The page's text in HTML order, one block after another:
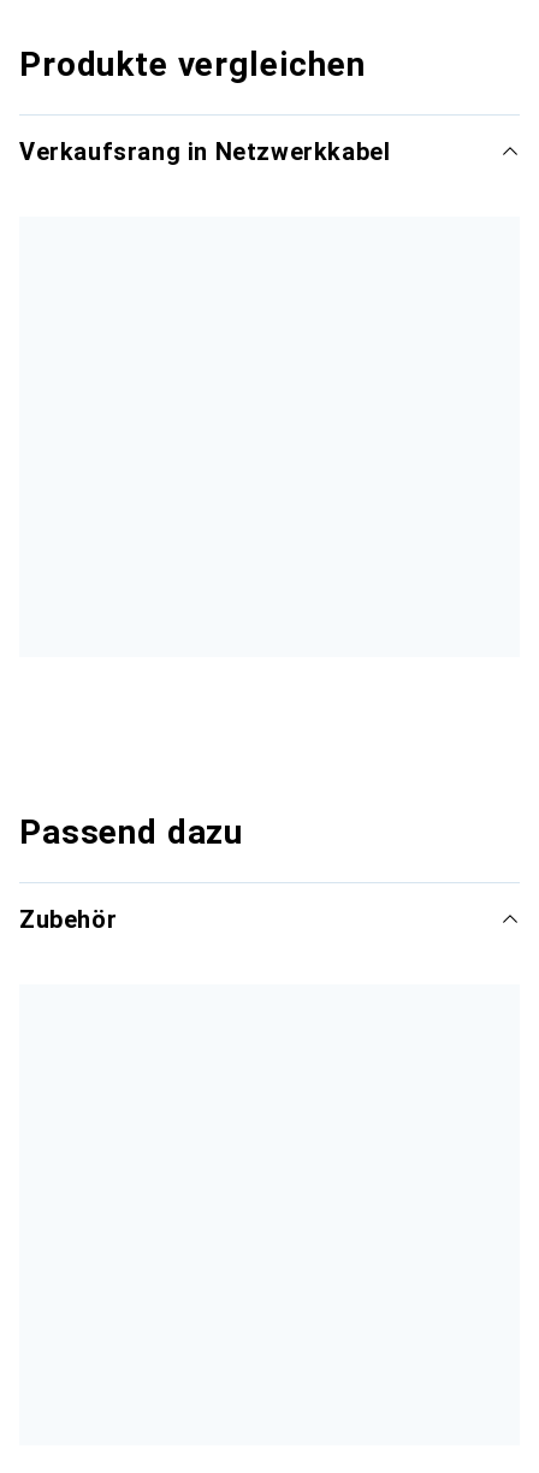
Produkte vergleichen
Verkaufsrang in Netzwerkkabel
Passend dazu
Zubehör